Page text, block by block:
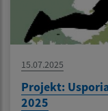
15.07.2025
Projekt:
2025